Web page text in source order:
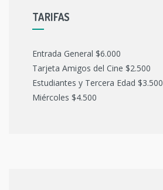
TARIFAS
Entrada General $6.000
Tarjeta Amigos del Cine $2.500
Estudiantes y Tercera Edad $3.500
Miércoles $4.500